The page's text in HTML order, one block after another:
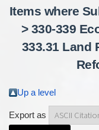
Items where
> 330-339
333.31 Land
Up a level
Export as